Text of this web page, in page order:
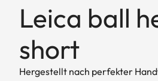
Leica ball
short
Hergestellt nach perfekter